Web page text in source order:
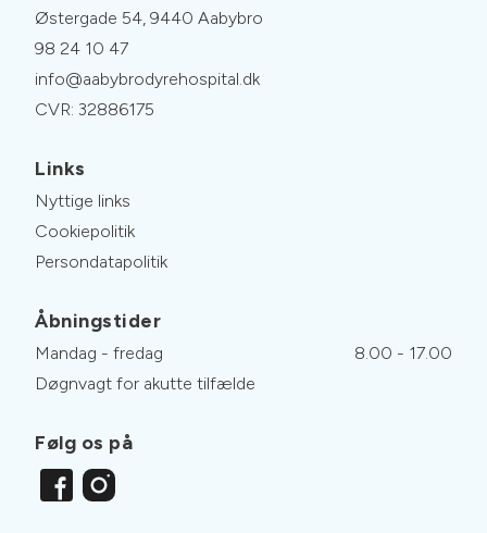
Østergade 54, 9440 Aabybro
98 24 10 47
info@aabybrodyrehospital.dk
CVR: 32886175
Links
Nyttige links
Cookiepolitik
Persondatapolitik
Åbningstider
Mandag - fredag
8.00 - 17.00
Døgnvagt for akutte tilfælde
Følg os på